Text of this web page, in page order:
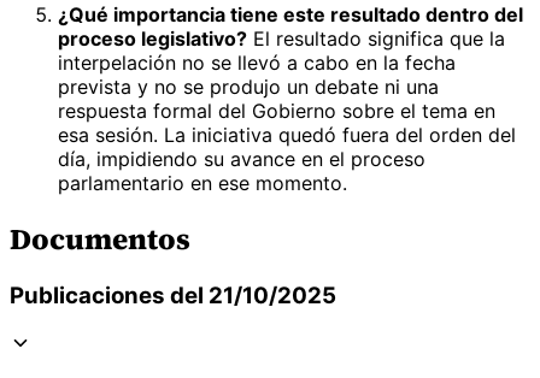
¿Qué importancia tiene este resultado dentro del
proceso legislativo? El resultado significa que la
interpelación no se llevó a cabo en la fecha
prevista y no se produjo un debate ni una
respuesta formal del Gobierno sobre el tema en
esa sesión. La iniciativa quedó fuera del orden del
día, impidiendo su avance en el proceso
parlamentario en ese momento.
Documentos
Publicaciones del 21/10/2025